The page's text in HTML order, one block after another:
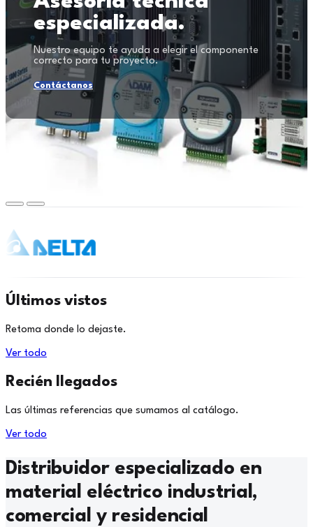
especializada.
Nuestro equipo te ayuda a elegir el componente
correcto para tu proyecto.
Contáctanos
Últimos vistos
Retoma donde lo dejaste.
Ver todo
Recién llegados
Las últimas referencias que sumamos al catálogo.
Ver todo
Distribuidor especializado en
material eléctrico industrial,
comercial y residencial